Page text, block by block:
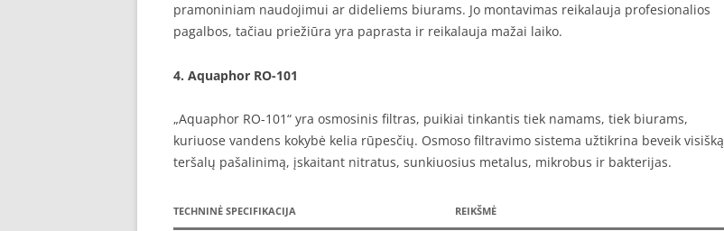
pramoniniam naudojimui ar dideliems biurams. Jo montavimas reikalauja profesionalios
pagalbos, tačiau priežiūra yra paprasta ir reikalauja mažai laiko.
4. Aquaphor RO-101
„Aquaphor RO-101“ yra osmosinis filtras, puikiai tinkantis tiek namams, tiek biurams,
kuriuose vandens kokybė kelia rūpesčių. Osmoso filtravimo sistema užtikrina beveik visišką
teršalų pašalinimą, įskaitant nitratus, sunkiuosius metalus, mikrobus ir bakterijas.
TECHNINĖ SPECIFIKACIJA REIKŠMĖ